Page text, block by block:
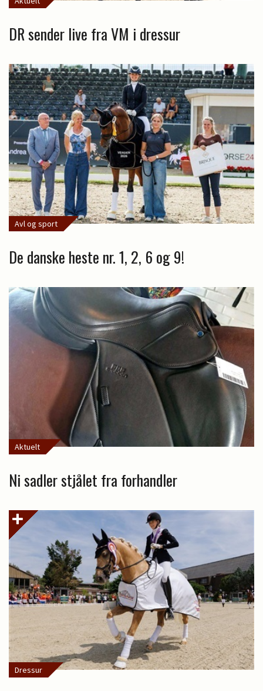
DR sender live fra VM i dressur
Avl og sport
De danske heste nr. 1, 2, 6 og 9!
Aktuelt
Ni sadler stjålet fra forhandler
Dressur